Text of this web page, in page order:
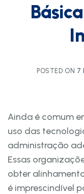
POSTED ON 7
Ainda é comum
uso das
administração
Essas
obter
é imprescindível